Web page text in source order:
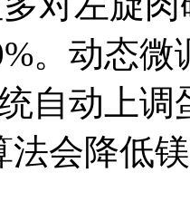
。动态
自动上
法会降低